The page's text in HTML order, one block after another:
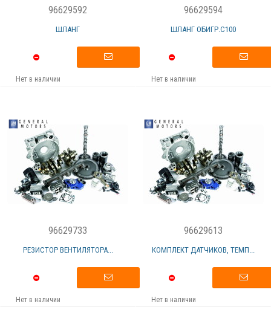
96629592
ШЛАНГ
Нет в наличии
96629594
ШЛАНГ ОБИГР.C100
Нет в наличии
96629733
РЕЗИСТОР ВЕНТИЛЯТОРА...
Нет в наличии
96629613
КОМПЛЕКТ ДАТЧИКОВ, ТЕМП...
Нет в наличии